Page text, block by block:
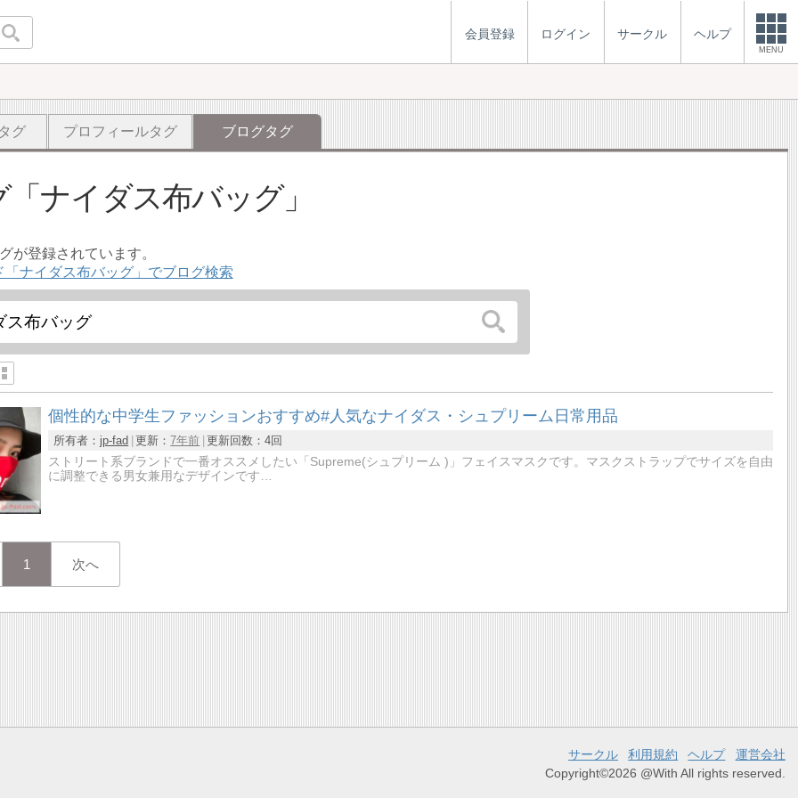
会員登録 ログイン サークル ヘルプ
MENU
グ プロフィールタグ ブログタグ
ナイダス布バッグ
が登録されています。
「ナイダス布バッグ」でブログ検索
個性的な中学生ファッションおすすめ#人気なナイダス・シュプリーム日常用品
所有者： jp-fad 更新：7年前 更新回数：4回
ストリート系ブランドで一番オススメしたい「Supreme(シュプリーム )」フェイスマスクです。マスクストラップでサイズを自由
に調整できる男女兼用なデザインです…
1 次へ
サークル 利用規約 ヘルプ
運営会社
Copyright©2026 @With All rights reserved.